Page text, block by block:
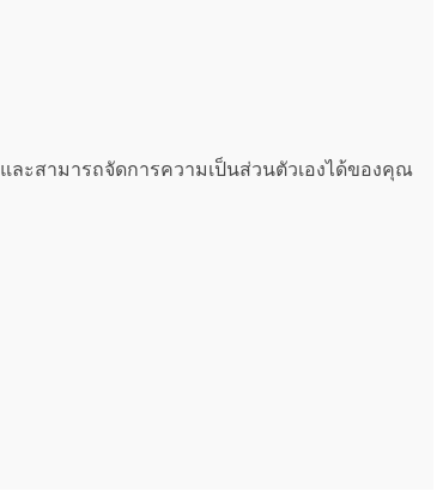
และสามารถจัดการความเป็นส่วนตัวเองได้ของคุณ